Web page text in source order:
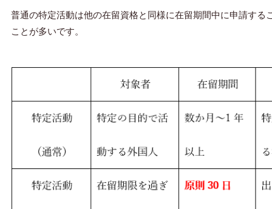
普通の特定活動は他の在留資格と同様に在留期間中に申請す
ことが多いです。